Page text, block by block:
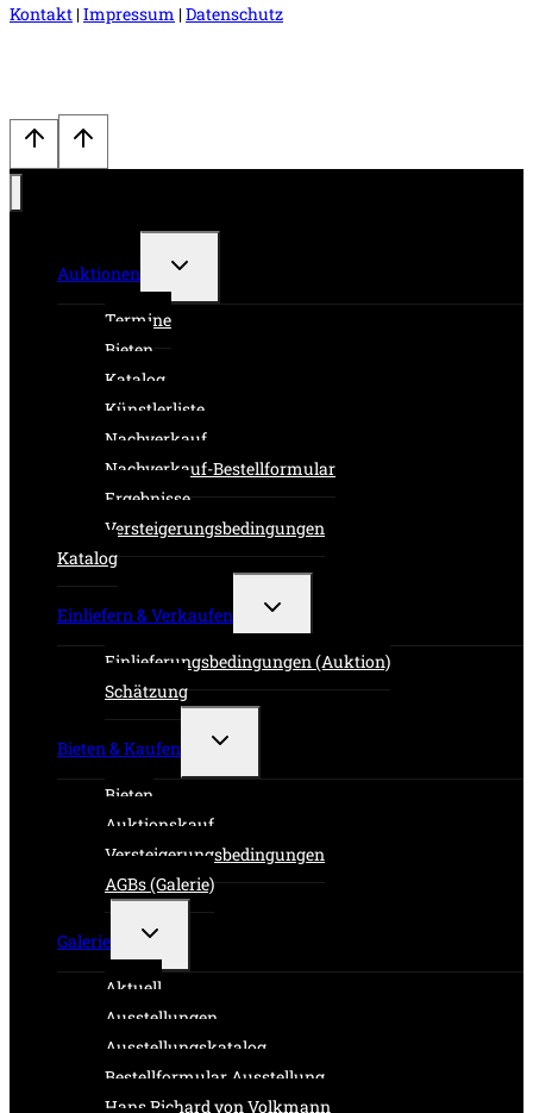
Kontakt |Impressum |Datenschutz
Auktionen
Untermenü
Termine
Bieten
Katalog
Künstlerliste
Nachverkauf
Nachverkauf-Bestellformular
Ergebnisse
Versteigerungsbedingungen
Katalog
Einliefern & Verkaufen
Untermenü
Einlieferungsbedingungen (Auktion)
Schätzung
Bieten & Kaufen
Untermenü
Bieten
Auktionskauf
Versteigerungsbedingungen
AGBs (Galerie)
Galerie
Untermenü
Aktuell
Ausstellungen
Ausstellungskatalog
Bestellformular Ausstellung
Hans Richard von Volkmann